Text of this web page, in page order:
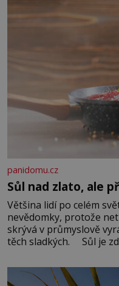
panidomu.cz
Sůl nad zlato, ale
Většina lidí po celém
nevědomky, protože
skrývá v průmyslově
těch sladkých. Sůl je
základní složky– sodík
správné hospodaření